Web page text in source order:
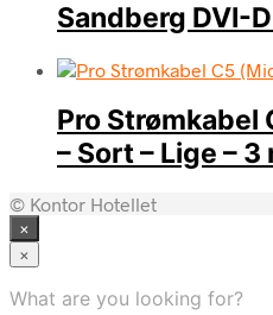
Sandberg DVI-
Pro Strømkabel
– Sort – Lige – 3
© Kontor Hotellet
×
×
What are you looking for?